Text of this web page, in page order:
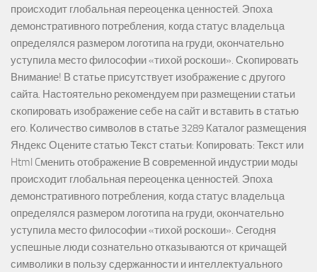
происходит глобальная переоценка ценностей. Эпоха
демонстративного потребления, когда статус владельца
определялся размером логотипа на груди, окончательно
уступила место философии «тихой роскоши». Скопировать
Внимание! В статье присутствует изображение с другого
сайта. Настоятельно рекомендуем при размещении статьи
скопировать изображение себе на сайт и вставить в статью
его. Количество символов в статье 3289 Каталог размещения
Яндекс Оцените статью Текст статьи: Копировать: Текст или
Html Cменить отображение В современной индустрии моды
происходит глобальная переоценка ценностей. Эпоха
демонстративного потребления, когда статус владельца
определялся размером логотипа на груди, окончательно
уступила место философии «тихой роскоши». Сегодня
успешные люди сознательно отказываются от кричащей
символики в пользу сдержанности и интеллектуального